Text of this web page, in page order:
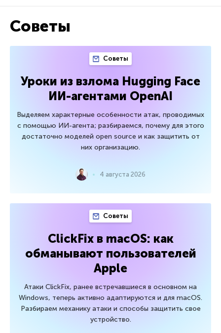
Советы
Советы
Уроки из взлома Hugging Face
ИИ-агентами OpenAI
Выделяем характерные особенности атак, проводимых
с помощью ИИ-агента; разбираемся, почему для этого
достаточно моделей open source и как защитить от
них организацию.
4 августа 2026
Советы
ClickFix в macOS: как
обманывают пользователей
Apple
Атаки ClickFix, ранее встречавшиеся в основном на
Windows, теперь активно адаптируются и для macOS.
Разбираем механику атаки и способы защитить свое
устройство.